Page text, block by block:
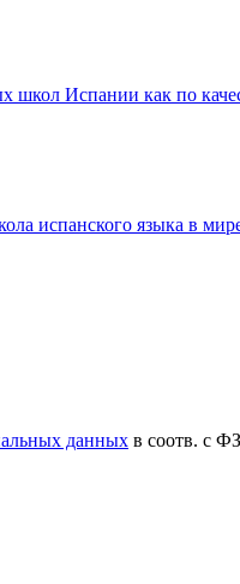
школ Испании как по
испанского языка в
данных в соотв. с